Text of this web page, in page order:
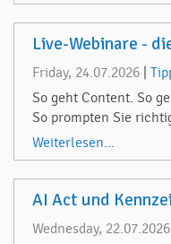
Live-Webinare -
Friday, 24.07.2026
So geht Content. So
So prompten Sie
Weiterlesen...
AI Act und
Wednesday, 22.07.2026